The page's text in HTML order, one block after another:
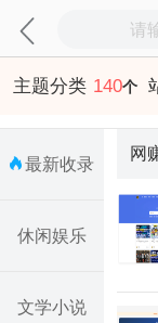
主题分类 140个
最新收录
休闲娱乐
文学小说
网